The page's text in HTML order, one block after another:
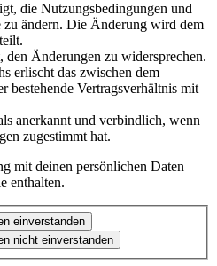
die Nutzungsbedingungen und
ändern. Die Änderung wird dem
den Änderungen zu widersprechen.
erlischt das zwischen dem
bestehende Vertragsverhältnis mit
anerkannt und verbindlich, wenn
zugestimmt hat.
mit deinen persönlichen Daten
enthalten.